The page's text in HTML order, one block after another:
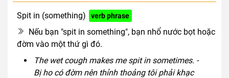
Spit in (something) verb phrase
Nếu bạn "spit in something", bạn nhổ nước bọt hoặc
đờm vào một thứ gì đó.
The wet cough makes me spit in sometimes. -
Bị ho có đờm nên thỉnh thoảng tôi phải khạc